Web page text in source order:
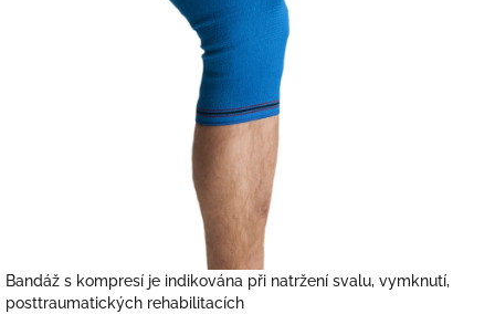
Bandáž s kompresí je indikována při natržení svalu, vymknutí,
posttraumatických rehabilitacích